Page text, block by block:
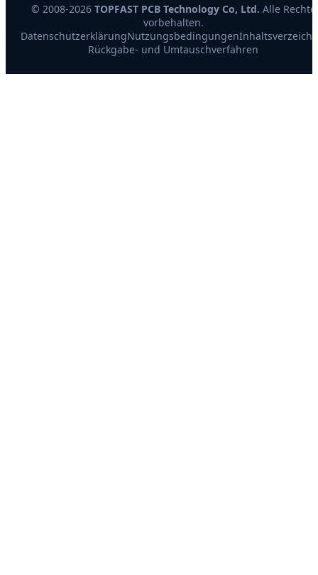
© 2008-2026 TOPFAST PCB Technology Co, Ltd. Alle Rechte
vorbehalten.
DatenschutzerklärungNutzungsbedingungen
Rückgabe- und Umtauschverfahren